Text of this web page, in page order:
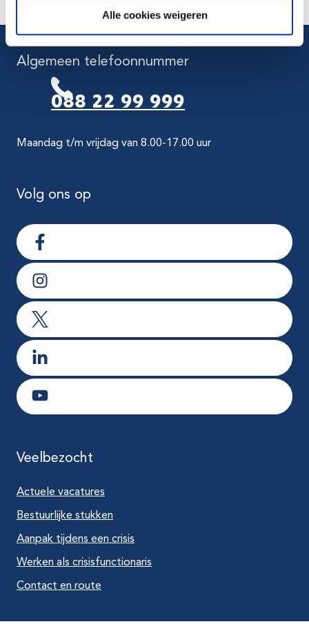
Alle cookies weigeren
Algemeen telefoonnummer
088 22 99 999
Maandag t/m vrijdag van 8.00-17.00 uur
Volg ons op
Ga naar Facebook
Ga naar Instagram
Ga naar X
Ga naar LinkedIn
Ga naar Youtube
Veelbezocht
Actuele vacatures
Bestuurlijke stukken
Aanpak tijdens een crisis
Werken als crisisfunctionaris
Contact en route